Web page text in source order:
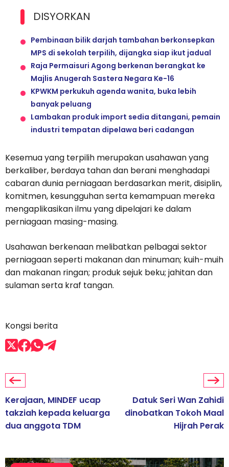
DISYORKAN
Pembinaan bilik darjah tambahan berkonsepkan
MPS di sekolah terpilih, dijangka siap ikut jadual
Raja Permaisuri Agong berkenan berangkat ke
Majlis Anugerah Sastera Negara Ke-16
KPWKM perkukuh agenda wanita, buka lebih
banyak peluang
Lambakan produk import sedia ditangani, pemain
industri tempatan dipelawa beri cadangan
Kesemua yang terpilih merupakan usahawan yang
berkaliber, berdaya tahan dan berani menghadapi
cabaran dunia perniagaan berdasarkan merit, disiplin,
komitmen, kesungguhan serta kemampuan mereka
mengaplikasikan ilmu yang dipelajari ke dalam
perniagaan masing-masing.
Usahawan berkenaan melibatkan pelbagai sektor
perniagaan seperti makanan dan minuman; kuih-muih
dan makanan ringan; produk sejuk beku; jahitan dan
sulaman serta kraf tangan.
Kongsi berita
Kerajaan, MINDEF ucap
takziah kepada keluarga
dua anggota TDM
Datuk Seri Wan Zahidi
dinobatkan Tokoh Maal
Hijrah Perak